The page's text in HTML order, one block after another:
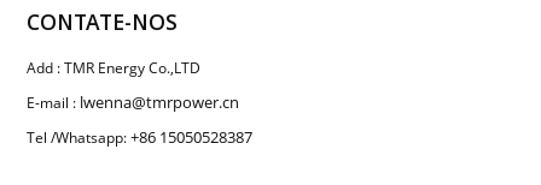
CONTATE-NOS
Add : TMR Energy Co.,LTD
E-mail : lwenna@tmrpower.cn
Tel /Whatsapp:+86 15050528387